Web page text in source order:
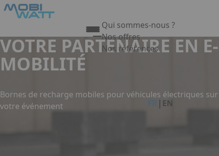
Aller au contenu principal
Qui sommes-nous ?
Nos offres
Nos références
FR | EN
VOTRE PARTENAIRE EN E-
MOBILITÉ
Bornes de recharge mobiles pour véhicules électriques sur
votre événement
Panneau de gestion des cookies